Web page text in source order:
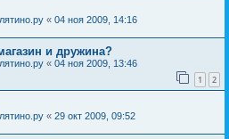
« 04 ноя 2009, 14:16
и дружина?
« 04 ноя 2009, 13:46
1 2
« 29 окт 2009, 09:52